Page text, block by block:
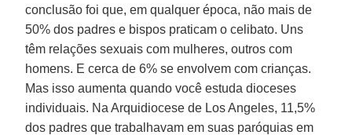
conclusão foi que, em qualquer época, não mais de
50% dos padres e bispos praticam o celibato. Uns
têm relações sexuais com mulheres, outros com
homens. E cerca de 6% se envolvem com crianças.
Mas isso aumenta quando você estuda dioceses
individuais. Na Arquidiocese de Los Angeles, 11,5%
dos padres que trabalhavam em suas paróquias em